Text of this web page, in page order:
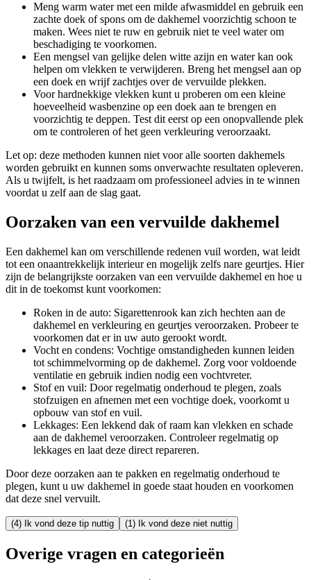
Meng warm water met een milde afwasmiddel en gebruik een
zachte doek of spons om de dakhemel voorzichtig schoon te
maken. Wees niet te ruw en gebruik niet te veel water om
beschadiging te voorkomen.
Een mengsel van gelijke delen witte azijn en water kan ook
helpen om vlekken te verwijderen. Breng het mengsel aan op
een doek en wrijf zachtjes over de vervuilde plekken.
Voor hardnekkige vlekken kunt u proberen om een kleine
hoeveelheid wasbenzine op een doek aan te brengen en
voorzichtig te deppen. Test dit eerst op een onopvallende plek
om te controleren of het geen verkleuring veroorzaakt.
Let op: deze methoden kunnen niet voor alle soorten dakhemels
worden gebruikt en kunnen soms onverwachte resultaten opleveren.
Als u twijfelt, is het raadzaam om professioneel advies in te winnen
voordat u zelf aan de slag gaat.
Oorzaken van een vervuilde dakhemel
Een dakhemel kan om verschillende redenen vuil worden, wat leidt
tot een onaantrekkelijk interieur en mogelijk zelfs nare geurtjes. Hier
zijn de belangrijkste oorzaken van een vervuilde dakhemel en hoe u
dit in de toekomst kunt voorkomen:
Roken in de auto: Sigarettenrook kan zich hechten aan de
dakhemel en verkleuring en geurtjes veroorzaken. Probeer te
voorkomen dat er in uw auto gerookt wordt.
Vocht en condens: Vochtige omstandigheden kunnen leiden
tot schimmelvorming op de dakhemel. Zorg voor voldoende
ventilatie en gebruik indien nodig een vochtvreter.
Stof en vuil: Door regelmatig onderhoud te plegen, zoals
stofzuigen en afnemen met een vochtige doek, voorkomt u
opbouw van stof en vuil.
Lekkages: Een lekkend dak of raam kan vlekken en schade
aan de dakhemel veroorzaken. Controleer regelmatig op
lekkages en laat deze direct repareren.
Door deze oorzaken aan te pakken en regelmatig onderhoud te
plegen, kunt u uw dakhemel in goede staat houden en voorkomen
dat deze snel vervuilt.
(4) Ik vond deze tip nuttig (1) Ik vond deze niet nuttig
Overige vragen en categorieën